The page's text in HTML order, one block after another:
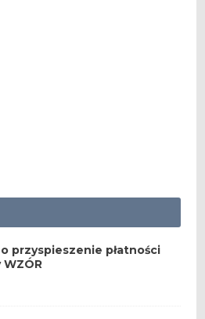
przyspieszenie płatności